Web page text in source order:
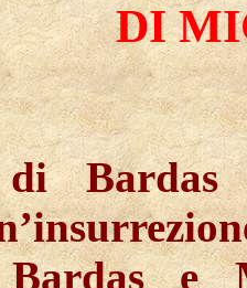
DI
di
Bardas